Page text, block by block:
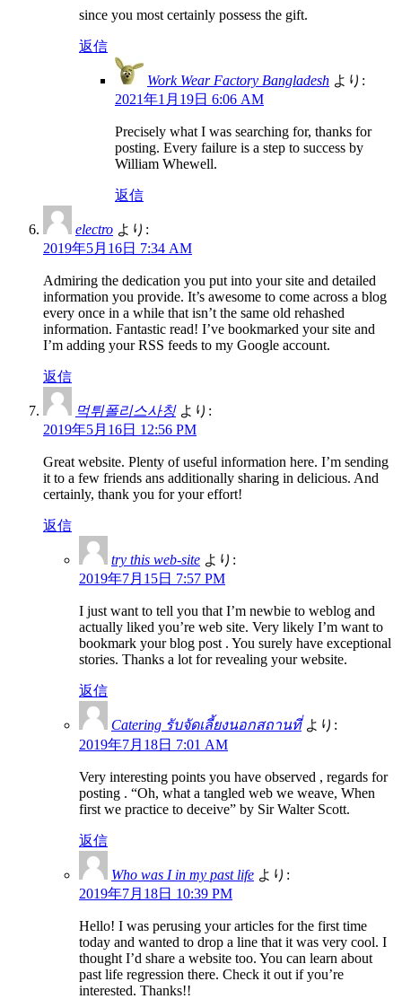
since you most certainly possess the gift.
返信
Work Wear Factory Bangladesh より:
2021年1月19日 6:06 AM
Precisely what I was searching for, thanks for
posting. Every failure is a step to success by
William Whewell.
返信
electro より:
2019年5月16日 7:34 AM
Admiring the dedication you put into your site and detailed
information you provide. It’s awesome to come across a blog
every once in a while that isn’t the same old rehashed
information. Fantastic read! I’ve bookmarked your site and
I’m adding your RSS feeds to my Google account.
返信
먹튀폴리스사칭 より:
2019年5月16日 12:56 PM
Great website. Plenty of useful information here. I’m sending
it to a few friends ans additionally sharing in delicious. And
certainly, thank you for your effort!
返信
try this web-site より:
2019年7月15日 7:57 PM
I just want to tell you that I’m newbie to weblog and
actually liked you’re web site. Very likely I’m want to
bookmark your blog post . You surely have exceptional
stories. Thanks a lot for revealing your website.
返信
Catering รับจัดเลี้ยงนอกสถานที่ より:
2019年7月18日 7:01 AM
Very interesting points you have observed , regards for
posting . “Oh, what a tangled web we weave, When
first we practice to deceive” by Sir Walter Scott.
返信
Who was I in my past life より:
2019年7月18日 10:39 PM
Hello! I was perusing your articles for the first time
today and wanted to drop a line that it was very cool. I
thought I’d share a website too. You can learn about
past life regression there. Check it out if you’re
interested. Thanks!!